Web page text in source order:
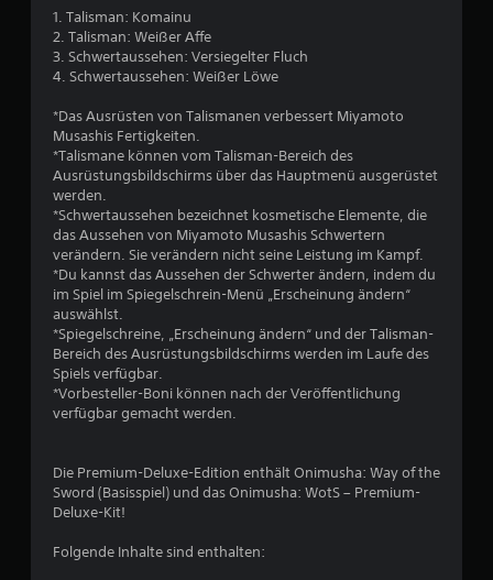
1. Talisman: Komainu
2. Talisman: Weißer Affe
3. Schwertaussehen: Versiegelter Fluch
4. Schwertaussehen: Weißer Löwe
*Das Ausrüsten von Talismanen verbessert Miyamoto
Musashis Fertigkeiten.
*Talismane können vom Talisman-Bereich des
Ausrüstungsbildschirms über das Hauptmenü ausgerüstet
werden.
*Schwertaussehen bezeichnet kosmetische Elemente, die
das Aussehen von Miyamoto Musashis Schwertern
verändern. Sie verändern nicht seine Leistung im Kampf.
*Du kannst das Aussehen der Schwerter ändern, indem du
im Spiel im Spiegelschrein-Menü „Erscheinung ändern“
auswählst.
*Spiegelschreine, „Erscheinung ändern“ und der Talisman-
Bereich des Ausrüstungsbildschirms werden im Laufe des
Spiels verfügbar.
*Vorbesteller-Boni können nach der Veröffentlichung
verfügbar gemacht werden.
Die Premium-Deluxe-Edition enthält Onimusha: Way of the
Sword (Basisspiel) und das Onimusha: WotS – Premium-
Deluxe-Kit!
Folgende Inhalte sind enthalten: